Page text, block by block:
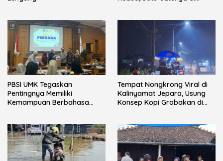
PBSI UMK Tegaskan
Pentingnya Memiliki
Kemampuan Berbahasa
Tempat Nongkrong Viral di
Kalinyamat Jepara, Usung
Konsep Kopi Grobakan di